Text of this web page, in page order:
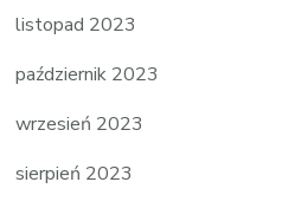
listopad 2023
październik 2023
wrzesień 2023
sierpień 2023